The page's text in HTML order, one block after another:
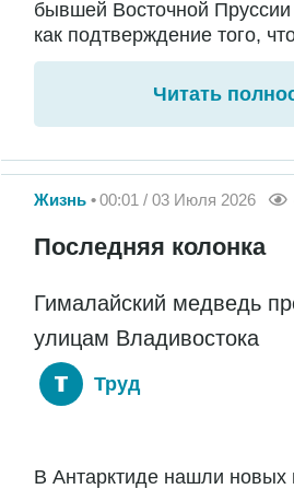
бывшей Восточной
как подтверждение того,
Читать
Жизнь 00:01 / 03 Июля 2026
Последняя колонка
Гималайский медведь
улицам Владивостока
Труд
В Антарктиде нашли новых